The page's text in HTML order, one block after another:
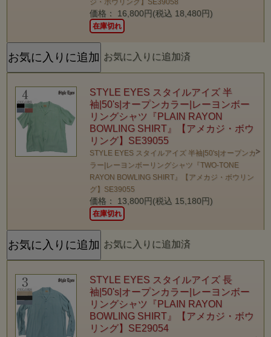
価格： 16,800円(税込 18,480円)
在庫切れ
お気に入りに追加済
STYLE EYES スタイルアイズ 半
袖|50's|オープンカラー|レーヨンボー
リングシャツ『PLAIN RAYON
BOWLING SHIRT』【アメカジ・ボウ
リング】SE39055
STYLE EYES スタイルアイズ 半袖|50's|オープンカ
ラー|レーヨンボーリングシャツ『TWO-TONE
RAYON BOWLING SHIRT』【アメカジ・ボウリン
グ】SE39055
価格： 13,800円(税込 15,180円)
在庫切れ
お気に入りに追加済
STYLE EYES スタイルアイズ 長
袖|50's|オープンカラー|レーヨンボー
リングシャツ『PLAIN RAYON
BOWLING SHIRT』【アメカジ・ボウ
リング】SE29054